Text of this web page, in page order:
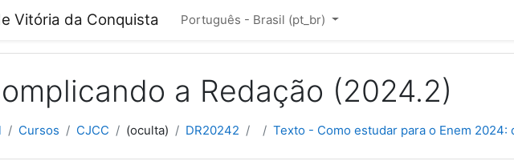
Vitória da Conquista Português - Brasil ‎(pt_br)‎
a Redação (2024.2)
Cursos CJCC (oculta) DR20242 Texto - Como estudar para o Enem 2024: